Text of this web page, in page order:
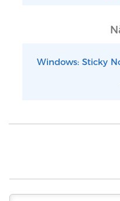
Windows: Sticky